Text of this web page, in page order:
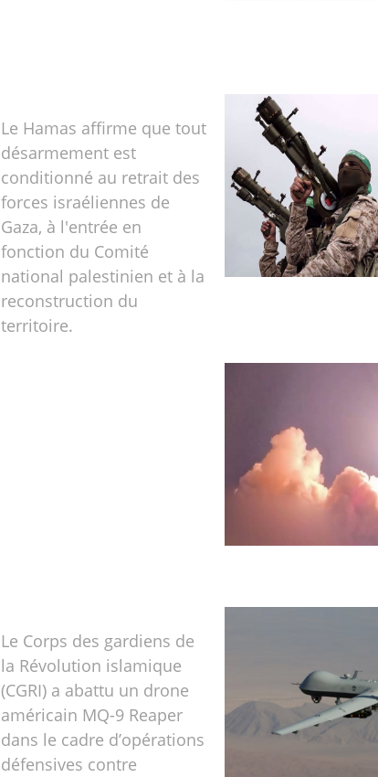
Le Hamas affirme que tout
désarmement est
conditionné au retrait des
forces israéliennes de
Gaza, à l'entrée en
fonction du Comité
national palestinien et à la
reconstruction du
territoire.
Le Corps des gardiens de
la Révolution islamique
(CGRI) a abattu un drone
américain MQ-9 Reaper
dans le cadre d’opérations
défensives contre